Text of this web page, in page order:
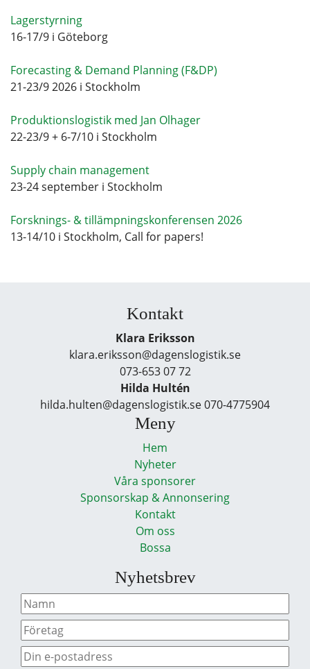
Lagerstyrning
16-17/9 i Göteborg
Forecasting & Demand Planning (F&DP)
21-23/9 2026 i Stockholm
Produktionslogistik med Jan Olhager
22-23/9 + 6-7/10 i Stockholm
Supply chain management
23-24 september i Stockholm
Forsknings- & tillämpningskonferensen 2026
13-14/10 i Stockholm, Call for papers!
Kontakt
Klara Eriksson
klara.eriksson@dagenslogistik.se
073-653 07 72
Hilda Hultén
hilda.hulten@dagenslogistik.se 070-4775904
Meny
Hem
Nyheter
Våra sponsorer
Sponsorskap & Annonsering
Kontakt
Om oss
Bossa
Nyhetsbrev